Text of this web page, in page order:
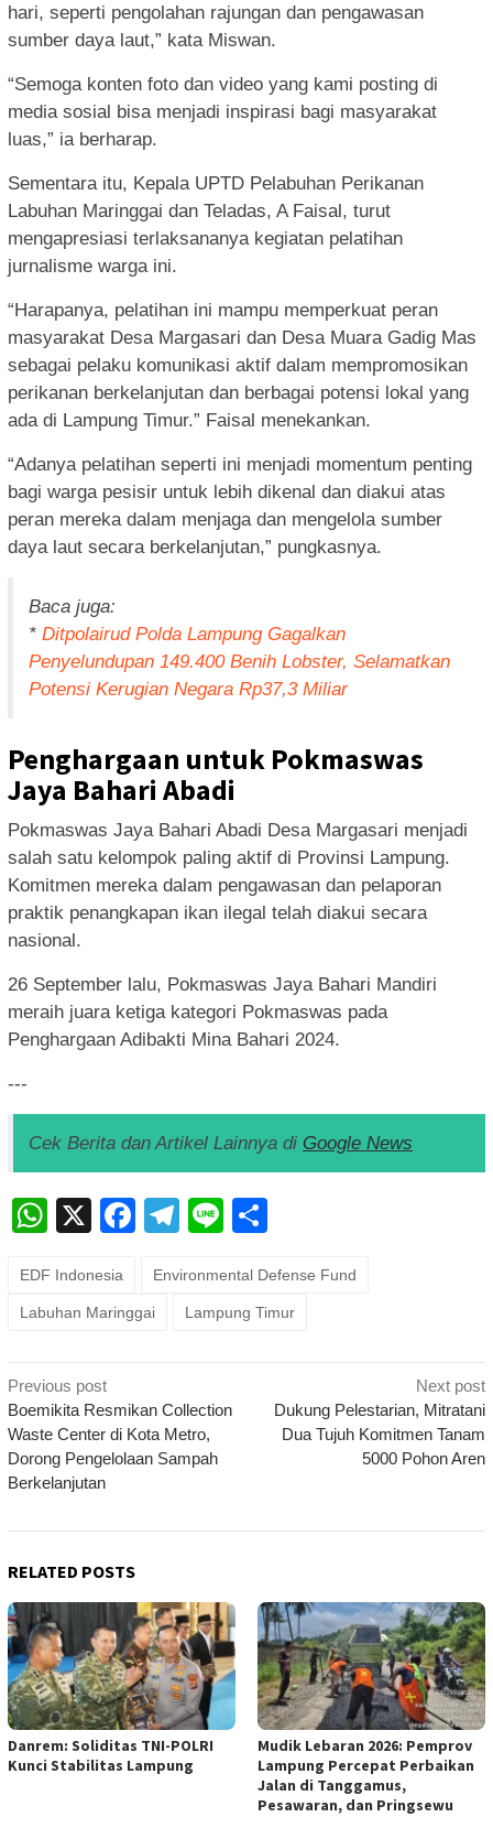
hari, seperti pengolahan rajungan dan pengawasan
sumber daya laut,” kata Miswan.
“Semoga konten foto dan video yang kami posting di
media sosial bisa menjadi inspirasi bagi masyarakat
luas,” ia berharap.
Sementara itu, Kepala UPTD Pelabuhan Perikanan
Labuhan Maringgai dan Teladas, A Faisal, turut
mengapresiasi terlaksananya kegiatan pelatihan
jurnalisme warga ini.
“Harapanya, pelatihan ini mampu memperkuat peran
masyarakat Desa Margasari dan Desa Muara Gadig Mas
sebagai pelaku komunikasi aktif dalam mempromosikan
perikanan berkelanjutan dan berbagai potensi lokal yang
ada di Lampung Timur.” Faisal menekankan.
“Adanya pelatihan seperti ini menjadi momentum penting
bagi warga pesisir untuk lebih dikenal dan diakui atas
peran mereka dalam menjaga dan mengelola sumber
daya laut secara berkelanjutan,” pungkasnya.
Baca juga:
* Ditpolairud Polda Lampung Gagalkan
Penyelundupan 149.400 Benih Lobster, Selamatkan
Potensi Kerugian Negara Rp37,3 Miliar
Penghargaan untuk Pokmaswas
Jaya Bahari Abadi
Pokmaswas Jaya Bahari Abadi Desa Margasari menjadi
salah satu kelompok paling aktif di Provinsi Lampung.
Komitmen mereka dalam pengawasan dan pelaporan
praktik penangkapan ikan ilegal telah diakui secara
nasional.
26 September lalu, Pokmaswas Jaya Bahari Mandiri
meraih juara ketiga kategori Pokmaswas pada
Penghargaan Adibakti Mina Bahari 2024.
---
Cek Berita dan Artikel Lainnya di Google News
WhatsApp
X Facebook
Telegram
Line
EDF Indonesia Environmental Defense Fund
Labuhan Maringgai Lampung Timur
Post
navigation
Previous post
Boemikita Resmikan Collection
Waste Center di Kota Metro,
Dorong Pengelolaan Sampah
Berkelanjutan
Next post
Dukung Pelestarian, Mitratani
Dua Tujuh Komitmen Tanam
5000 Pohon Aren
RELATED POSTS
Danrem: Soliditas TNI-POLRI
Kunci Stabilitas Lampung
Mudik Lebaran 2026: Pemprov
Lampung Percepat Perbaikan
Jalan di Tanggamus,
Pesawaran, dan Pringsewu